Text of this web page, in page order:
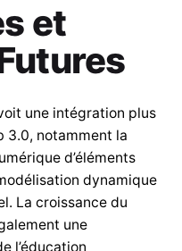
et
une intégration plus
3.0, notamment la
d’éléments
dynamique
La croissance du
une
l’éducation